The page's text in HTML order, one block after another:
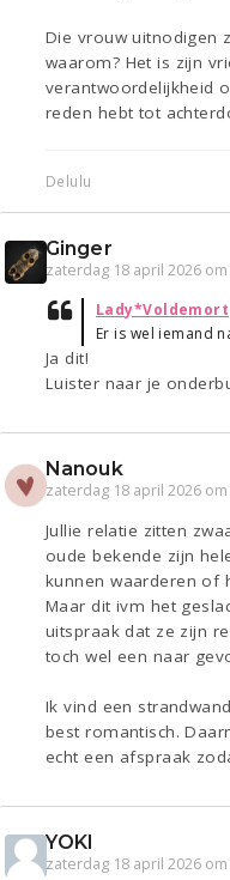
Die vrouw uitnodigen
waarom? Het is zijn
verantwoordelijkheid
reden hebt tot
Delulu
Ginger
zaterdag 18 april 2026 om
Lady*Voldemort
Er is wel iemand
Ja dit!
Luister naar je
Nanouk
zaterdag 18 april 2026 om
Jullie relatie zitten
oude bekende zijn
kunnen waarderen of
Maar dit ivm het
uitspraak dat ze zijn
toch wel een naar
Ik vind een
best romantisch.
echt een afspraak
YOKI
zaterdag 18 april 2026 om